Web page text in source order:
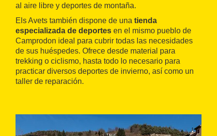
al aire libre y deportes de montaña.
Els Avets también dispone de una tienda
especializada de deportes en el mismo pueblo de
Camprodon ideal para cubrir todas las necesidades
de sus huéspedes. Ofrece desde material para
trekking o ciclismo, hasta todo lo necesario para
practicar diversos deportes de invierno, así como un
taller de reparación.